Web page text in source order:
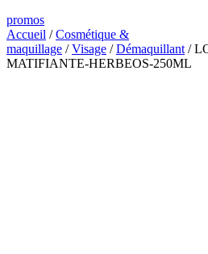
promos
Accueil /Cosmétique &
maquillage /Visage /Démaquillant /
MATIFIANTE-HERBEOS-250ML